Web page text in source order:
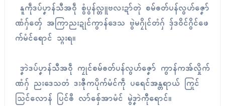
နူကဵုဒပ်ပၞာန်သီအဝဵု စွံပွန်လ္တူဗလးဍာ်တုဲ စမ်ၜတ်ပန်လွဟ်ဇၞော်
ဏံဂှ်တှ်ေ အကြာညးဍုၚ်ကွာန်ဒေသ ဗွဲမဂၠိုၚ်တံဂှ် ဒှ်ဒဝိၚ်ဂွိၚ်ဖေ
က်မံၚ်ရောၚ် သ္ဂးရ။
ဒၞာဲဒပ်ပၞာန်သီအဝဵု ကၠုၚ်စမ်ၜတ်ပန်လွဟ်ဇၞော် ကွာန်ကအ်လှိုက်
ဏံဂှ် ညးဒေသတံ ဒးဇီုကပိုက်မံၚ်ကဵု ပရေၚ်အန္တရာယ် ကြုၚ်
သြၚ်လောန် ပြၚ်ၜဳ လာ်စှ်ေအာမံၚ် မွဲဒၞာဲကီုရောၚ်။